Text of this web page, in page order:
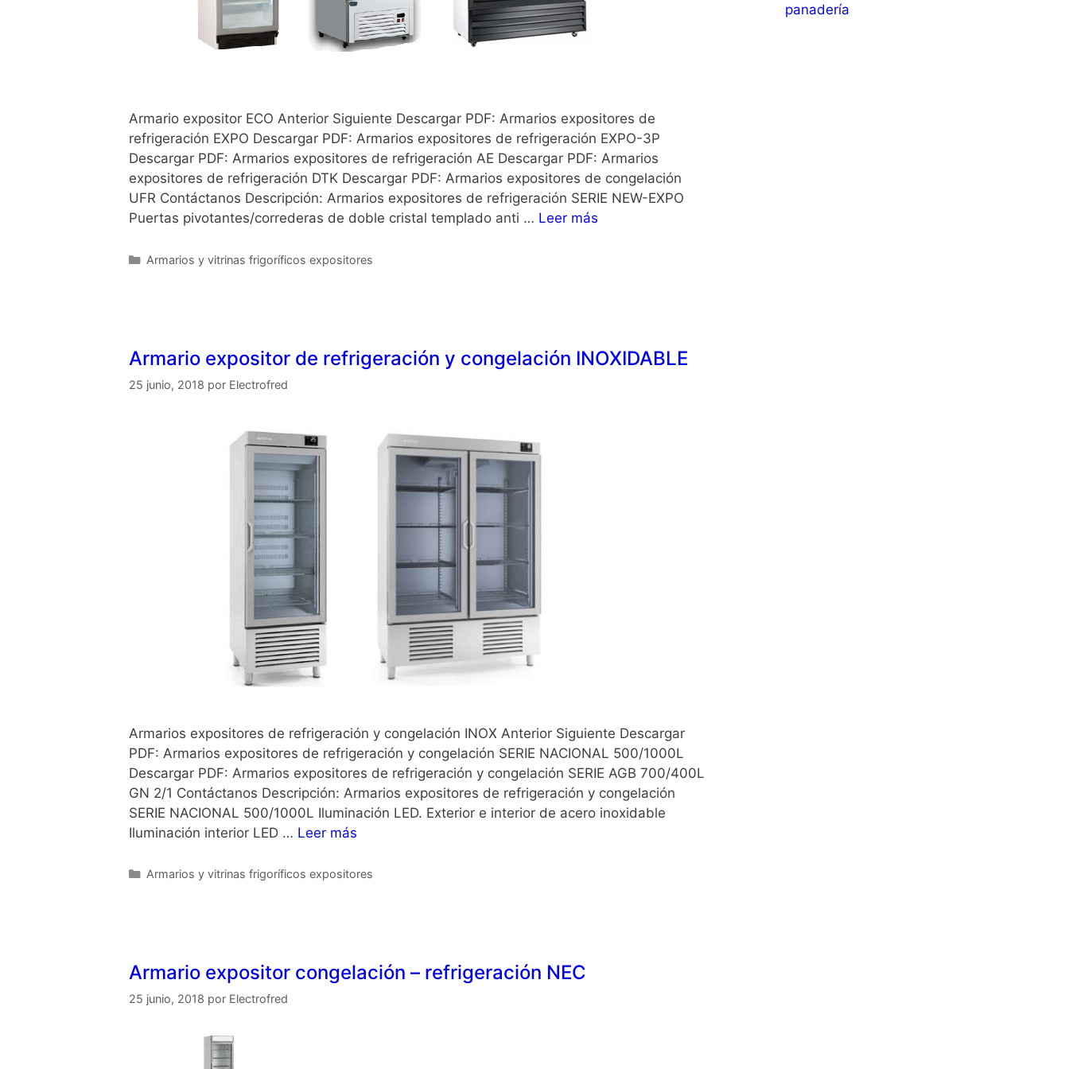
Armario expositor ECO Anterior Siguiente Descargar PDF: Armarios expositores de
refrigeración EXPO Descargar PDF: Armarios expositores de refrigeración EXPO-3P
Descargar PDF: Armarios expositores de refrigeración AE Descargar PDF: Armarios
expositores de refrigeración DTK Descargar PDF: Armarios expositores de congelación
UFR Contáctanos Descripción: Armarios expositores de refrigeración SERIE NEW-EXPO
Puertas pivotantes/correderas de doble cristal templado anti … Leer más
Armarios y vitrinas frigoríficos expositores
Armario expositor de refrigeración y congelación INOXIDABLE
25 junio, 2018 por Electrofred
Armarios expositores de refrigeración y congelación INOX Anterior Siguiente Descargar
PDF: Armarios expositores de refrigeración y congelación SERIE NACIONAL 500/1000L
Descargar PDF: Armarios expositores de refrigeración y congelación SERIE AGB 700/400L
GN 2/1 Contáctanos Descripción: Armarios expositores de refrigeración y congelación
SERIE NACIONAL 500/1000L Iluminación LED. Exterior e interior de acero inoxidable
Iluminación interior LED … Leer más
Armarios y vitrinas frigoríficos expositores
Armario expositor congelación – refrigeración NEC
25 junio, 2018 por Electrofred
panadería